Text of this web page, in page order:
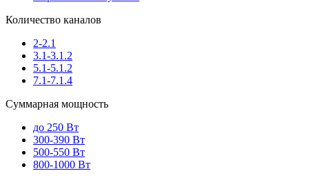
Количество каналов
2-2.1
3.1-3.1.2
5.1-5.1.2
7.1-7.1.4
Суммарная мощность
до 250 Вт
300-390 Вт
500-550 Вт
800-1000 Вт